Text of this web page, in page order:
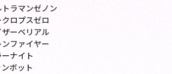
ラマンゼノン
ロプスゼロ
ーベリアル
ファイヤー
ナイト
ボット